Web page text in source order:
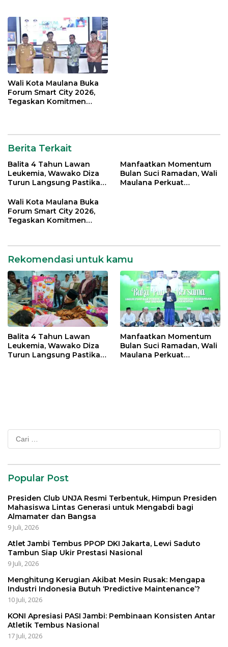
Wali Kota Maulana Buka
Forum Smart City 2026,
Tegaskan Komitmen
Berita Terkait
Balita 4 Tahun Lawan
Leukemia, Wawako Diza
Turun Langsung Pastikan
Manfaatkan Momentum
Bulan Suci Ramadan, Wali
Maulana Perkuat
Wali Kota Maulana Buka
Forum Smart City 2026,
Tegaskan Komitmen
Rekomendasi untuk kamu
Balita 4 Tahun Lawan
Leukemia, Wawako Diza
Turun Langsung Pastikan
Manfaatkan Momentum
Bulan Suci Ramadan, Wali
Maulana Perkuat
Cari
untuk:
Popular Post
Presiden Club UNJA Resmi Terbentuk, Himpun Presiden
Mahasiswa Lintas Generasi untuk Mengabdi bagi
Almamater dan Bangsa
9 Juli, 2026
Atlet Jambi Tembus PPOP DKI Jakarta, Lewi Saduto
Tambun Siap Ukir Prestasi Nasional
9 Juli, 2026
Menghitung Kerugian Akibat Mesin Rusak: Mengapa
Industri Indonesia Butuh ‘Predictive Maintenance’?
10 Juli, 2026
KONI Apresiasi PASI Jambi: Pembinaan Konsisten Antar
Atletik Tembus Nasional
17 Juli, 2026